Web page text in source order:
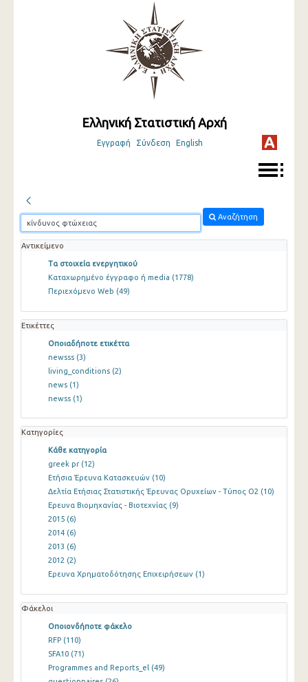
Ελληνική Στατιστική Αρχή
Εγγραφή Σύνδεση English
Αναζήτηση
Αντικείμενο
Τα στοιχεία ενεργητικού
Καταχωρημένο έγγραφο ή media (1778)
Περιεχόμενο Web (49)
Ετικέττες
Οποιαδήποτε ετικέττα
newsss (3)
living_conditions (2)
news (1)
newss (1)
Κατηγορίες
Κάθε κατηγορία
greek pr (12)
Ετήσια Έρευνα Κατασκευών (10)
Δελτία Ετήσιας Στατιστικής Έρευνας Ορυχείων - Τύπος Ο2 (10)
Ερευνα Βιομηχανίας - Βιοτεχνίας (9)
2015 (6)
2014 (6)
2013 (6)
2012 (2)
Ερευνα Χρηματοδότησης Επιχειρήσεων (1)
Φάκελοι
Οποιονδήποτε φάκελο
RFP (110)
SFA10 (71)
Programmes and Reports_el (49)